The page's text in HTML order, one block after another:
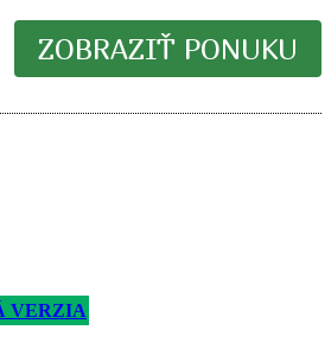
ZOBRAZIŤ PONUKU
VERZIA